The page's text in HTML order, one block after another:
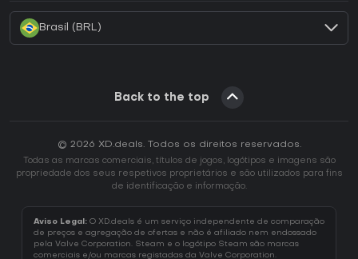
Brasil (BRL)
Back to the top
© 2026 XD.deals. Todos os direitos reservados.
Todas as marcas comerciais, títulos de jogos, logótipos e imagens são
propriedade dos seus respetivos proprietários e são utilizados para fins
de identificação e informação.
Aviso Legal: O XD.deals é um serviço independente de comparação
de preços e agregação de ofertas e não é afiliado nem endossado
pela Valve Corporation. Steam e o logótipo Steam são marcas
comerciais e/ou marcas registadas da Valve Corporation.